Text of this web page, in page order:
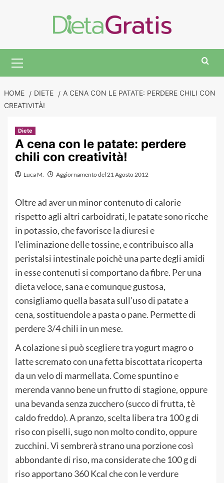
Menu
HOME DIETE
A CENA CON LE PATATE: PERDERE CHILI CON
CREATIVITÀ!
Diete
A cena con le patate: perdere
chili con creatività!
Luca M. Aggiornamento del 21 Agosto 2012
Oltre ad aver un minor contenuto di calorie
rispetto agli altri carboidrati, le patate sono ricche
in potassio, che favorisce la diuresi e
l’eliminazione delle tossine, e contribuisco alla
peristalsi intestinale poichè una parte degli amidi
in esse contenuti si comportano da fibre. Per una
dieta veloce, sana e comunque gustosa,
consigliamo quella basata sull’uso di patate a
cena, sostituendole a pasta o pane. Permette di
perdere 3/4 chili in un mese.
A colazione si può scegliere tra yogurt magro o
latte scremato con una fetta biscottata ricoperta
da un velo di marmellata. Come spuntino e
merenda vanno bene un frutto di stagione, oppure
una bevanda senza zucchero (succo di frutta, tè
caldo freddo). A pranzo, scelta libera tra 100 g di
riso con piselli, sugo non molto condito, oppure
zucchini. Vi sembrerà strano una porzione così
abbondante di riso, ma considerate che 100 g di
riso apportano 360 Kcal che con le verdure